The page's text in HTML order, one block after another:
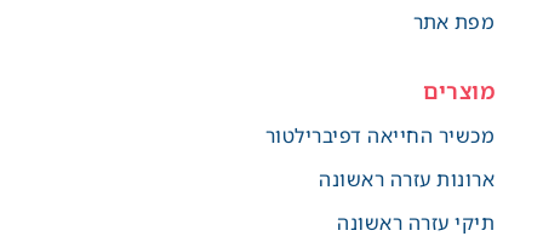
מפת אתר
מוצרים
מכשיר החייאה דפיברילטור
ארונות עזרה ראשונה
תיקי עזרה ראשונה